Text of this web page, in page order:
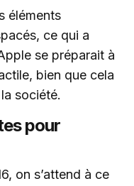
éléments
ce qui a
se préparait à
bien que cela
société.
pour
on s’attend à ce